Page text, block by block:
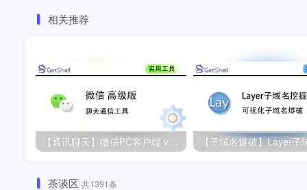
相关推荐
【通讯聊天】微信PC客户端 v4.1.1.7 高级版
茶谈区 共1391条